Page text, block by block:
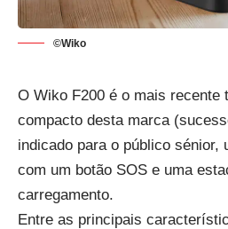
©Wiko
O Wiko F200 é o mais recente
compacto desta marca
indicado para o público sénior,
com um botão SOS e uma
carregamento.
Entre as principais